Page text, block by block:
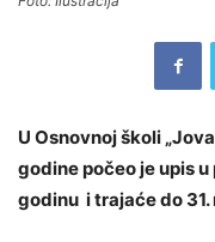
U Osnovnoj školi
godine počeo je upis
godinu i trajaće do 31.